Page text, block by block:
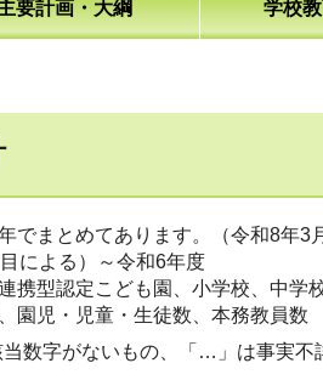
要計画・大綱 学校
でまとめてあります。（令和8年3
による）～令和6年度
携型認定こども園、小学校、中
園児・児童・生徒数、本務教員数
数字がないもの、「…」は事実不